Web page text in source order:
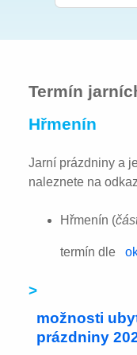
Termín
Hřmenín
Jarní prázdniny a
naleznete na
Hřmenín (
termín dle
>
možnosti
prázdniny